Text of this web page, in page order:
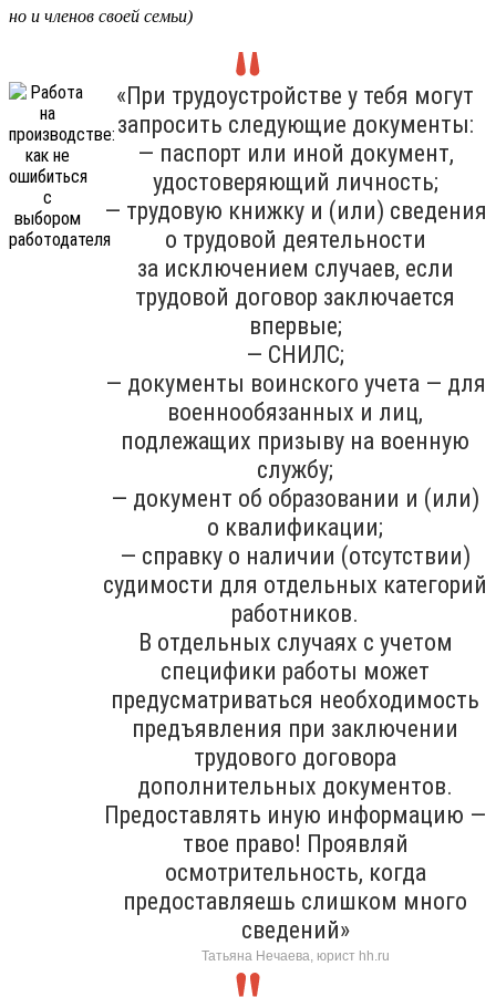
но и членов своей семьи)
«При трудоустройстве у тебя могут
запросить следующие документы:
— паспорт или иной документ,
удостоверяющий личность;
— трудовую книжку и (или) сведения
о трудовой деятельности
за исключением случаев, если
трудовой договор заключается
впервые;
— СНИЛС;
— документы воинского учета — для
военнообязанных и лиц,
подлежащих призыву на военную
службу;
— документ об образовании и (или)
о квалификации;
— справку о наличии (отсутствии)
судимости для отдельных категорий
работников.
В отдельных случаях с учетом
специфики работы может
предусматриваться необходимость
предъявления при заключении
трудового договора
дополнительных документов.
Предоставлять иную информацию —
твое право! Проявляй
осмотрительность, когда
предоставляешь слишком много
сведений»
Татьяна Нечаева, юрист hh.ru